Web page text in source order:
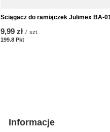
Ściągacz do ramiączek Julimex BA-
9,99 zł / szt.
199.8 Pkt
Informacje